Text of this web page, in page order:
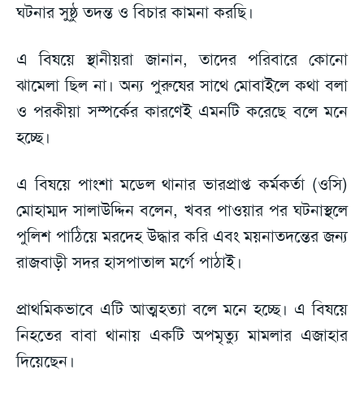
ঘটনার সুষ্ঠু তদন্ত ও বিচার কামনা করছি।
এ বিষয়ে স্থানীয়রা জানান, তাদের পরিবারে কোনো
ঝামেলা ছিল না। অন্য পুরুষের সাথে মোবাইলে কথা বলা
ও পরকীয়া সম্পর্কের কারণেই এমনটি করেছে বলে মনে
হচ্ছে।
এ বিষয়ে পাংশা মডেল থানার ভারপ্রাপ্ত কর্মকর্তা (ওসি)
মোহাম্মদ সালাউদ্দিন বলেন, খবর পাওয়ার পর ঘটনাস্থলে
পুলিশ পাঠিয়ে মরদেহ উদ্ধার করি এবং ময়নাতদন্তের জন্য
রাজবাড়ী সদর হাসপাতাল মর্গে পাঠাই।
প্রাথমিকভাবে এটি আত্মহত্যা বলে মনে হচ্ছে। এ বিষয়ে
নিহতের বাবা থানায় একটি অপমৃত্যু মামলার এজাহার
দিয়েছেন।